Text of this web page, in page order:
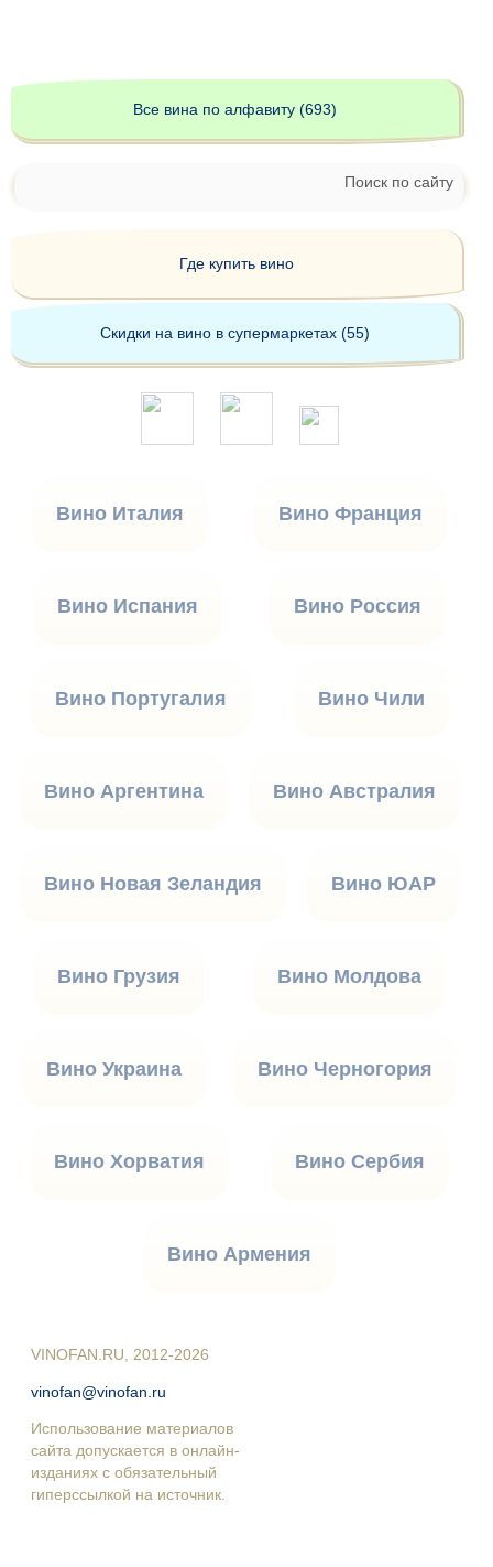
Все вина по алфавиту (693)
Поиск по сайту
Где купить вино
Скидки на вино в супермаркетах (55)
Вино Италия Вино Франция
Вино Испания Вино Россия
Вино Португалия Вино Чили
Вино Аргентина Вино Австралия
Вино Новая Зеландия Вино ЮАР
Вино Грузия Вино Молдова
Вино Украина Вино Черногория
Вино Хорватия Вино Сербия
Вино Армения
VINOFAN.RU, 2012-2026
vinofan@vinofan.ru
Использование материалов
сайта допускается в онлайн-
изданиях с обязательный
гиперссылкой на источник.